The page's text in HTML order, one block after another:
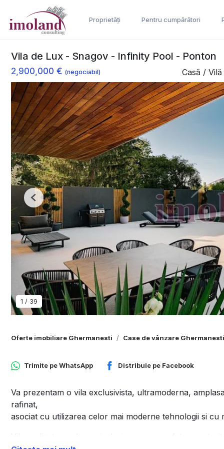
Proprietăți Pentru cumpărători
Vila de Lux - Snagov - Infinity Pool - Ponton
2,900,000 € (negociabil) Casă /
1 / 39
Previous
Oferte imobiliare Ghermanesti Case de vânzare Ghermanesti
Trimite peWhatsApp Distribuie pe Facebook
Va prezentam o vila exclusivista, ultramoderna,
rafinat,
asociat cu utilizarea celor mai moderne tehnologii si cu